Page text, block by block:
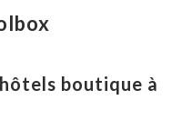
boutique à